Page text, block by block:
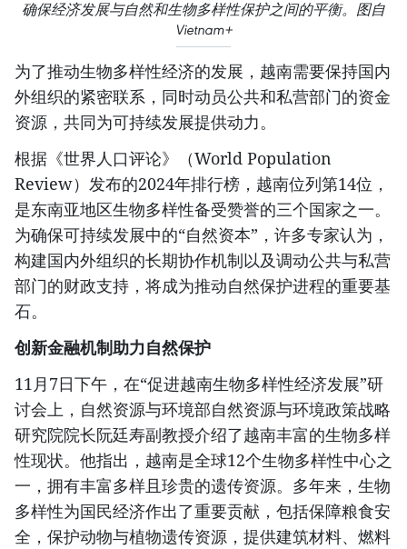
确保经济发展与自然和生物多样性保护之间的平衡。图自
Vietnam+
为了推动生物多样性经济的发展，越南需要保持国内
外组织的紧密联系，同时动员公共和私营部门的资金
资源，共同为可持续发展提供动力。
根据《世界人口评论》（World Population
Review）发布的2024年排行榜，越南位列第14位，
是东南亚地区生物多样性备受赞誉的三个国家之一。
为确保可持续发展中的“自然资本”，许多专家认为，
构建国内外组织的长期协作机制以及调动公共与私营
部门的财政支持，将成为推动自然保护进程的重要基
石。
创新金融机制助力自然保护
11月7日下午，在“促进越南生物多样性经济发展”研
讨会上，自然资源与环境部自然资源与环境政策战略
研究院院长阮廷寿副教授介绍了越南丰富的生物多样
性现状。他指出，越南是全球12个生物多样性中心之
一，拥有丰富多样且珍贵的遗传资源。多年来，生物
多样性为国民经济作出了重要贡献，包括保障粮食安
全，保护动物与植物遗传资源，提供建筑材料、燃料